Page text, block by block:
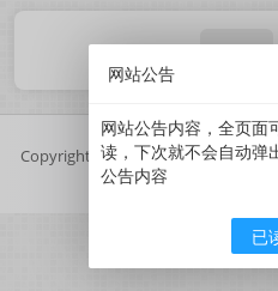
1 / 1
Copyright 2025鲜果博客.基于Z-
号
网站公告
网站公告内容，全页面
读，下次就不会自动弹
公告内容
已